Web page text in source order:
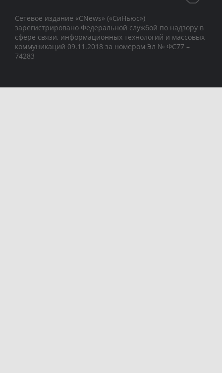
Сетевое издание «CNews» («СиНьюс»)
зарегистрировано Федеральной службой по надзору в
сфере связи, информационных технологий и массовых
коммуникаций 09.11.2018 за номером Эл № ФС77 –
74283